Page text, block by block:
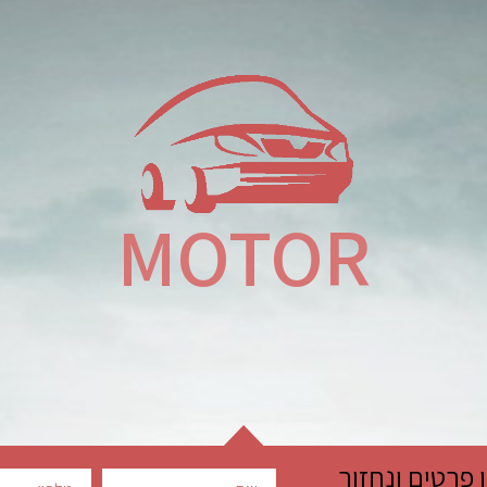
MOTOR
פרטים ונחזור